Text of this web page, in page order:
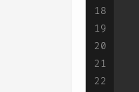
18
19
20
21
22